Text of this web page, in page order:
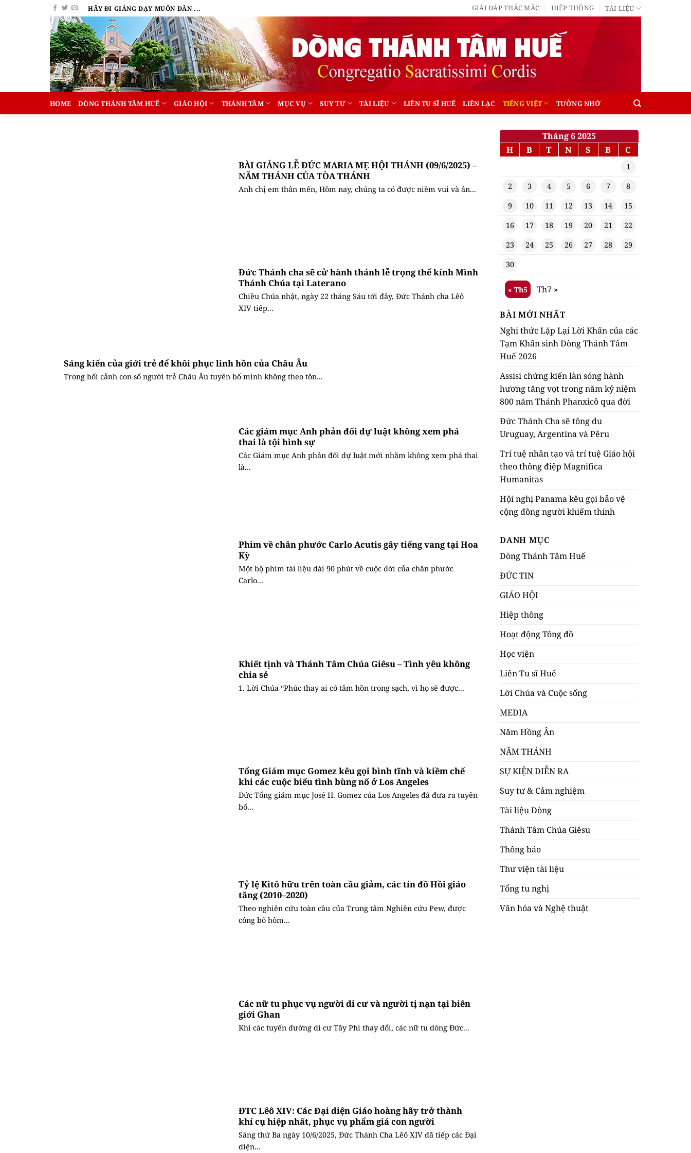
HÃY ĐI GIẢNG DẠY MUÔN DÂN ... GIẢI ĐÁP THẮC MẮC HIỆP THÔNG TÀI LIỆU
HOME DÒNG THÁNH TÂM HUẾ GIÁO HỘI THÁNH TÂM MỤC VỤ SUY TƯ TÀI LIỆU LIÊN TU SĨ HUẾ LIÊN LẠC TIẾNG VIỆT TƯỞNG NHỚ
BÀI GIẢNG LỄ ĐỨC MARIA MẸ HỘI THÁNH (09/6/2025) –
NĂM THÁNH CỦA TÒA THÁNH
Anh chị em thân mến, Hôm nay, chúng ta có được niềm vui và ân...
Đức Thánh cha sẽ cử hành thánh lễ trọng thể kính Mình
Thánh Chúa tại Laterano
Chiều Chúa nhật, ngày 22 tháng Sáu tới đây, Đức Thánh cha Lêô
XIV tiếp...
Sáng kiến của giới trẻ để khôi phục linh hồn của Châu Âu
Trong bối cảnh con số người trẻ Châu Âu tuyên bố mình không theo tôn...
Các giám mục Anh phản đối dự luật không xem phá
thai là tội hình sự
Các Giám mục Anh phản đối dự luật mới nhằm không xem phá thai
là...
Phim về chân phước Carlo Acutis gây tiếng vang tại Hoa
Kỳ
Một bộ phim tài liệu dài 90 phút về cuộc đời của chân phước
Carlo...
Khiết tịnh và Thánh Tâm Chúa Giêsu – Tình yêu không
chia sẻ
1. Lời Chúa “Phúc thay ai có tâm hồn trong sạch, vì họ sẽ được...
Tổng Giám mục Gomez kêu gọi bình tĩnh và kiềm chế
khi các cuộc biểu tình bùng nổ ở Los Angeles
Đức Tổng giám mục José H. Gomez của Los Angeles đã đưa ra tuyên
bố...
Tỷ lệ Kitô hữu trên toàn cầu giảm, các tín đồ Hồi giáo
tăng (2010–2020)
Theo nghiên cứu toàn cầu của Trung tâm Nghiên cứu Pew, được
công bố hôm...
Các nữ tu phục vụ người di cư và người tị nạn tại biên
giới Ghan
Khi các tuyến đường di cư Tây Phi thay đổi, các nữ tu dòng Đức...
ĐTC Lêô XIV: Các Đại diện Giáo hoàng hãy trở thành
khí cụ hiệp nhất, phục vụ phẩm giá con người
Sáng thứ Ba ngày 10/6/2025, Đức Thánh Cha Lêô XIV đã tiếp các Đại
diện...
Tháng 6 2025
H
B T N S B C
1
2
3 4 5 6 7
8
9
10 11 12 13 14
15
16
17 18 19 20 21
22
23
24 25 26 27 28
29
30
« Th5 Th7 »
BÀI MỚI NHẤT
Nghi thức Lặp Lại Lời Khấn của các
Tạm Khấn sinh Dòng Thánh Tâm
Huế 2026
Assisi chứng kiến làn sóng hành
hương tăng vọt trong năm kỷ niệm
800 năm Thánh Phanxicô qua đời
Đức Thánh Cha sẽ tông du
Uruguay, Argentina và Pêru
Trí tuệ nhân tạo và trí tuệ Giáo hội
theo thông điệp Magnifica
Humanitas
Hội nghị Panama kêu gọi bảo vệ
cộng đồng người khiếm thính
DANH MỤC
Dòng Thánh Tâm Huế
ĐỨC TIN
GIÁO HỘI
Hiệp thông
Hoạt động Tông đồ
Học viện
Liên Tu sĩ Huế
Lời Chúa và Cuộc sống
MEDIA
Năm Hồng Ân
NĂM THÁNH
SỰ KIỆN DIỄN RA
Suy tư & Cảm nghiệm
Tài liệu Dòng
Thánh Tâm Chúa Giêsu
Thông báo
Thư viện tài liệu
Tổng tu nghị
Văn hóa và Nghệ thuật